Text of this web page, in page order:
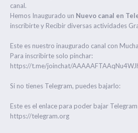
canal.
Hemos Inaugurado un Nuevo canal en
inscribirte y Recibir diversas actividades
Este es nuestro inaugurado canal con
Para inscribirte solo pinchar:
https://t.me/joinchat/
Si no tienes Telegram, puedes bajarlo:
Este es el enlace para poder bajar
https://telegram.org